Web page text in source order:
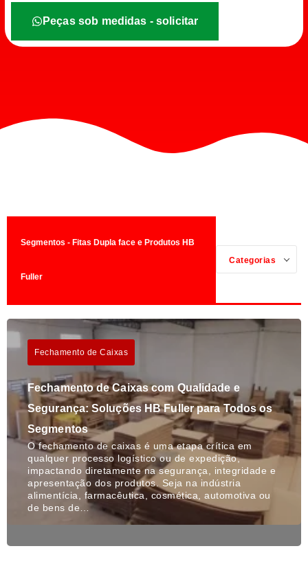
Peças sob medidas - solicitar
Segmentos - Fitas Dupla face e Produtos HB
Fuller
Categorias
Fechamento de Caixas
Fechamento de Caixas com Qualidade e
Segurança: Soluções HB Fuller para Todos os
Segmentos
O fechamento de caixas é uma etapa crítica em
qualquer processo logístico ou de expedição,
impactando diretamente na segurança, integridade e
apresentação dos produtos. Seja na indústria
alimentícia, farmacêutica, cosmética, automotiva ou
de bens de…